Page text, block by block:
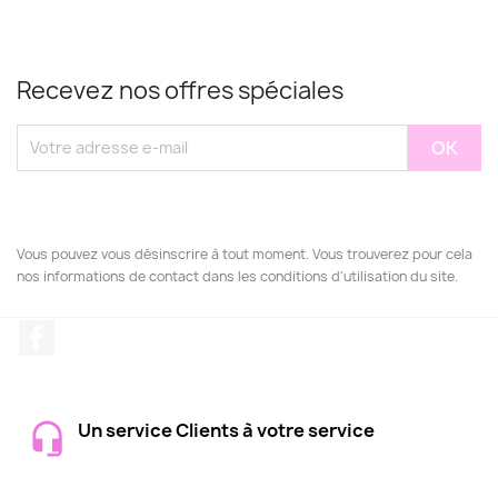
Recevez nos offres spéciales
Vous pouvez vous désinscrire à tout moment. Vous trouverez pour cela
nos informations de contact dans les conditions d'utilisation du site.
Un service Clients à votre service